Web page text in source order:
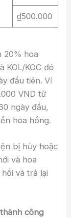
₫500.000
20% hoa
KOL/KOC đó
đầu tiên. Ví
VND từ
ngày đầu,
hoa hồng.
bị hủy hoặc
và hoa
và trả lại
công